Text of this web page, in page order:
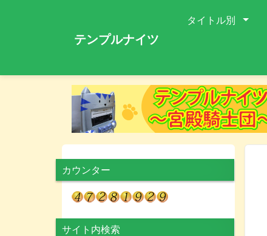
テンプルナイツ
タイトル別
カウンター
サイト内検索